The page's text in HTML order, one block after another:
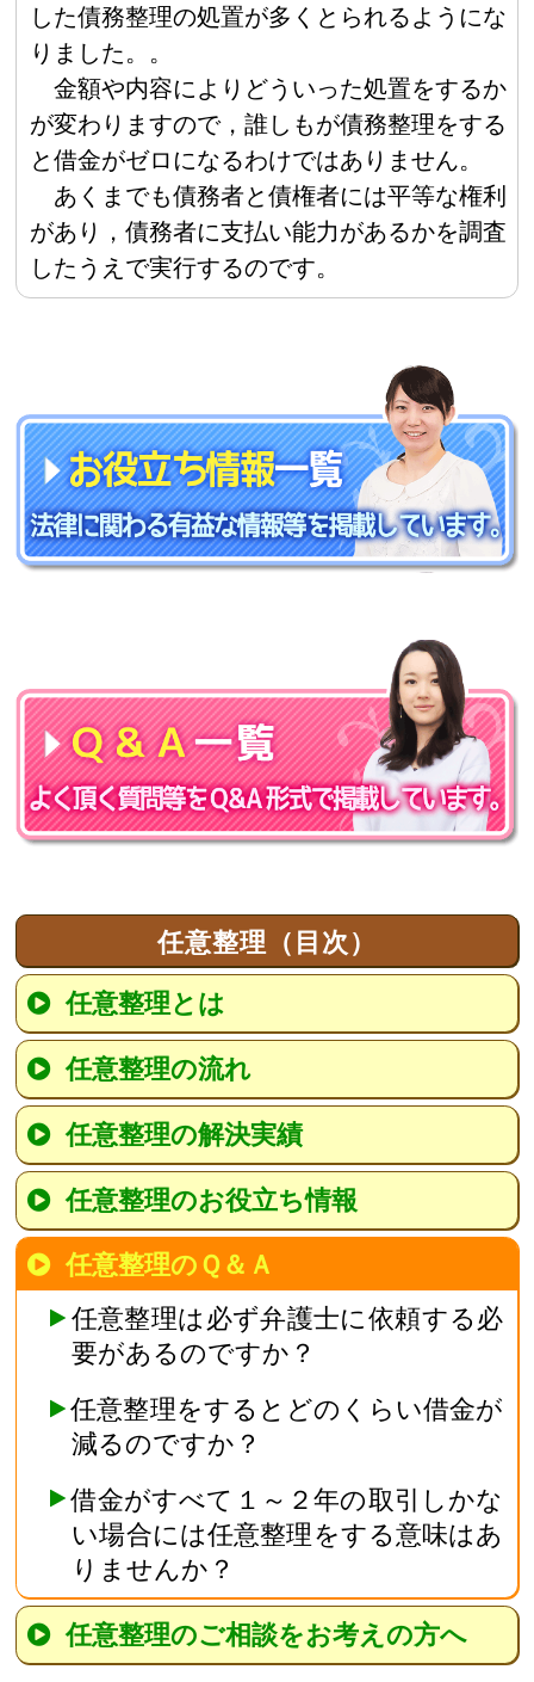
した債務整理の処置が多くとられるようにな
りました。。
金額や内容によりどういった処置をするか
が変わりますので，誰しもが債務整理をする
と借金がゼロになるわけではありません。
あくまでも債務者と債権者には平等な権利
があり，債務者に支払い能力があるかを調査
したうえで実行するのです。
任意整理（目次）
任意整理とは
任意整理の流れ
任意整理の解決実績
任意整理のお役立ち情報
任意整理のＱ＆Ａ
任意整理は必ず弁護士に依頼する必
要があるのですか？
任意整理をするとどのくらい借金が
減るのですか？
借金がすべて１～２年の取引しかな
い場合には任意整理をする意味はあ
りませんか？
任意整理のご相談をお考えの方へ